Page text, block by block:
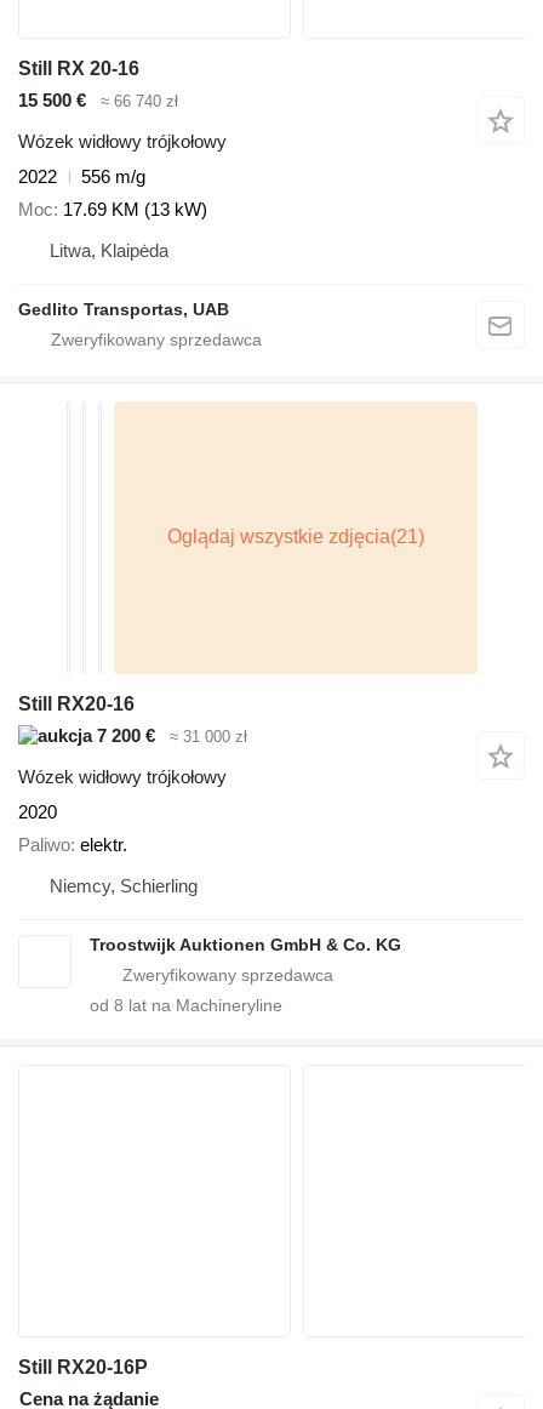
Still RX 20-16
15 500 €
≈ 66 740 zł
Wózek widłowy trójkołowy
2022
556 m/g
Moc 17.69 KM (13 kW)
Litwa, Klaipėda
Gedlito Transportas, UAB
Still RX20-16
7 200 €
≈ 31 000 zł
Wózek widłowy trójkołowy
2020
Paliwo elektr.
Niemcy, Schierling
Troostwijk Auktionen GmbH & Co. KG
od 8 lat na Machineryline
Still RX20-16P
Cena na żądanie